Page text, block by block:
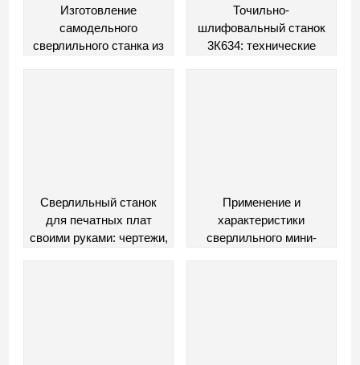
Изготовление
самодельного
сверлильного станка из
Точильно-
шлифовальный станок
3К634: технические
Сверлильный станок
для печатных плат
своими руками: чертежи,
Применение и
характеристики
сверлильного мини-